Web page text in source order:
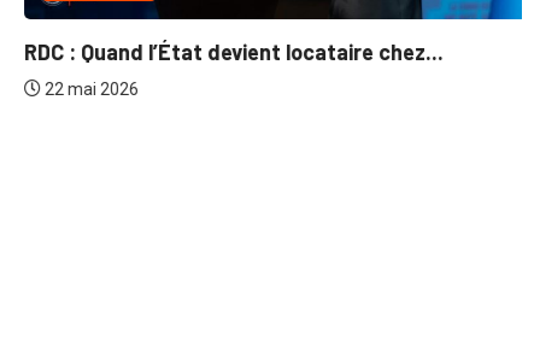
RDC : Quand l’État devient locataire chez...
22 mai 2026